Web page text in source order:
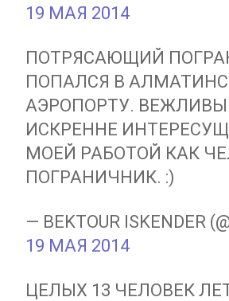
19 МАЯ 2014
ПОТРЯСАЮЩИЙ
ПОПАЛСЯ В
АЭРОПОРТУ.
ИСКРЕННЕ
МОЕЙ РАБОТОЙ КАК
ПОГРАНИЧНИК. :)
— BEKTOUR ISKENDER
19 МАЯ 2014
ЦЕЛЫХ 13 ЧЕЛОВЕК